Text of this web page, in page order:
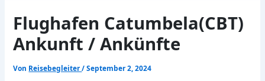
Flughafen Catumbela(CBT)
Ankunft / Ankünfte
Von Reisebegleiter/September 2, 2024